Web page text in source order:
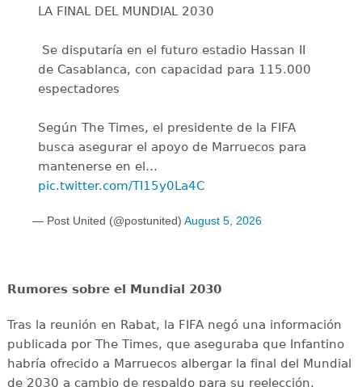
LA FINAL DEL MUNDIAL 2030
️ Se disputaría en el futuro estadio Hassan II
de Casablanca, con capacidad para 115.000
espectadores
Según The Times, el presidente de la FIFA
busca asegurar el apoyo de Marruecos para
mantenerse en el…
pic.twitter.com/TI15y0La4C
— Post United (@postunited) August 5, 2026
Rumores sobre el Mundial 2030
Tras la reunión en Rabat, la FIFA negó una información
publicada por The Times, que aseguraba que Infantino
habría ofrecido a Marruecos albergar la final del Mundial
de 2030 a cambio de respaldo para su reelección.